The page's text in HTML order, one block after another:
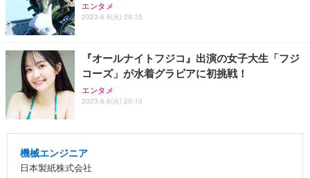
エンタメ
2023.6.6(火) 20:15
『オールナイトフジコ』出演の女子大生「フジ
コーズ」が水着グラビアに初挑戦！
エンタメ
2023.6.6(火) 20:10
機械エンジニア
日本製紙株式会社